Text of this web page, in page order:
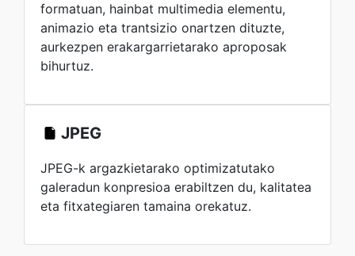
formatuan, hainbat multimedia elementu,
animazio eta trantsizio onartzen dituzte,
aurkezpen erakargarrietarako aproposak
bihurtuz.
JPEG
JPEG-k argazkietarako optimizatutako
galeradun konpresioa erabiltzen du, kalitatea
eta fitxategiaren tamaina orekatuz.